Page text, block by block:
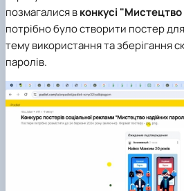
позмагалися вконкусі
потрібно було створити постер
тему використання та зберігання
паролів.